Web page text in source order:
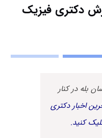
دکتری فیزیک
بله در کنار
اخبار دکتری
کنید.